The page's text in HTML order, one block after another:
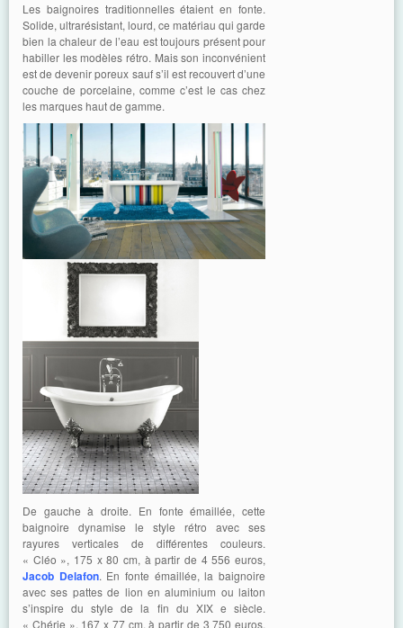
Les baignoires traditionnelles étaient en fonte.
Solide, ultrarésistant, lourd, ce matériau qui garde
bien la chaleur de l’eau est toujours présent pour
habiller les modèles rétro. Mais son inconvénient
est de devenir poreux sauf s’il est recouvert d’une
couche de porcelaine, comme c’est le cas chez
les marques haut de gamme.
De gauche à droite. En fonte émaillée, cette
baignoire dynamise le style rétro avec ses
rayures verticales de différentes couleurs.
« Cléo », 175 x 80 cm, à partir de 4 556 euros,
Jacob Delafon. En fonte émaillée, la baignoire
avec ses pattes de lion en aluminium ou laiton
s’inspire du style de la fin du XIX e siècle.
« Chérie », 167 x 77 cm, à partir de 3 750 euros,